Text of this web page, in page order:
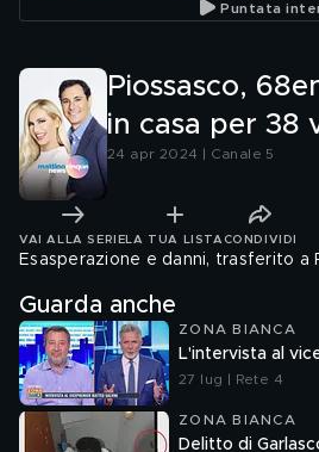
Puntata
Piossasco,
in casa per 38
24 apr 2024 | Canale 5
VAI ALLA SERIE LA TUA LISTA CONDIVIDI
Esasperazione e danni, trasferito a
Guarda anche
ZONA BIANCA
L'intervista al
27 lug | Rete 4
ZONA BIANCA
Delitto di Garlasco: